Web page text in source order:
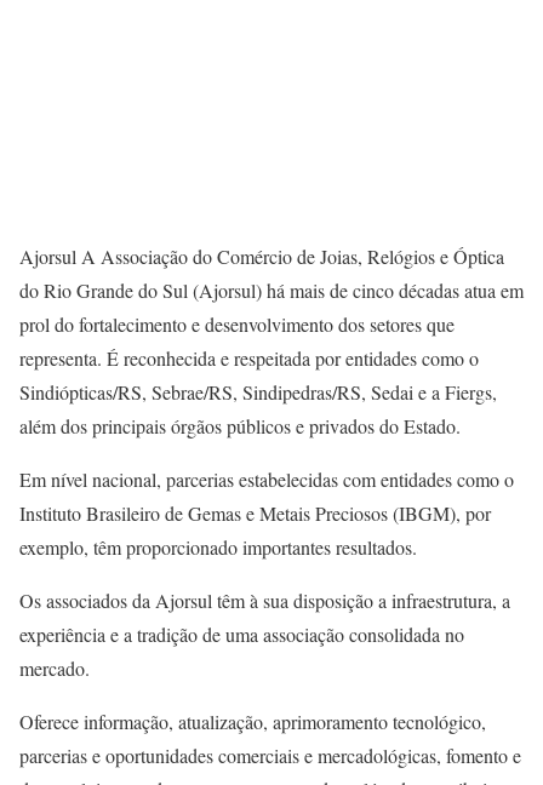
Ajorsul A Associação do Comércio de Joias, Relógios e Óptica
do Rio Grande do Sul (Ajorsul) há mais de cinco décadas atua em
prol do fortalecimento e desenvolvimento dos setores que
representa. É reconhecida e respeitada por entidades como o
Sindiópticas/RS, Sebrae/RS, Sindipedras/RS, Sedai e a Fiergs,
além dos principais órgãos públicos e privados do Estado.
Em nível nacional, parcerias estabelecidas com entidades como o
Instituto Brasileiro de Gemas e Metais Preciosos (IBGM), por
exemplo, têm proporcionado importantes resultados.
Os associados da Ajorsul têm à sua disposição a infraestrutura, a
experiência e a tradição de uma associação consolidada no
mercado.
Oferece informação, atualização, aprimoramento tecnológico,
parcerias e oportunidades comerciais e mercadológicas, fomento e